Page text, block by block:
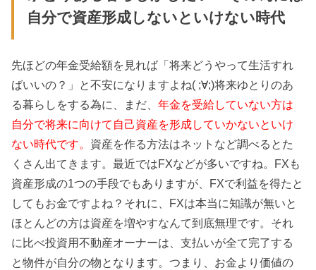
自分で資産形成しないといけない時代
先ほどの年金受給額を見れば「将来どうやって生活すれ
ばいいの？」と不安になりますよね( ;∀;)将来ゆとりのあ
る暮らしをする為に、まだ、年金を受給していない方は
自分で将来に向けて自己資産を形成していかないといけ
ない時代です。 資産を作る方法はネットなど調べるとた
くさん出てきます。最近ではFXなどが多いですね。FXも
資産形成の1つの手段でもありますが、FXで利益を得たと
してもお金ですよね？それに、FXは本当に知識が無いと
ほとんどの方は資産を増やすなんて到底無理です。それ
に比べ投資用不動産オーナーは、支払いが全て完了する
と物件が自分の物となります。つまり、お金より価値の